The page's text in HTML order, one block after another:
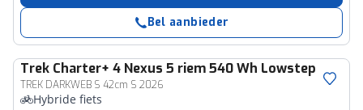
Bel aanbieder
Trek Charter+ 4 Nexus 5 riem 540 Wh Lowstep
TREK DARKWEB S 42cm S 2026
Hybride fiets